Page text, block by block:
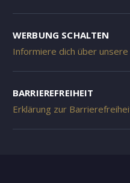
WERBUNG SCHALTEN
Informiere dich über
BARRIEREFREIHEIT
Erklärung zur